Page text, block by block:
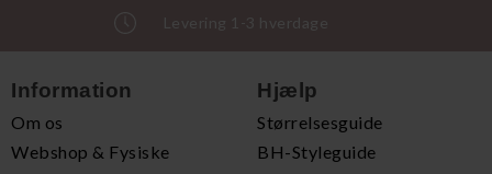
Levering 1-3 hverdage
Information
Om os
Webshop & Fysiske
Hjælp
Størrelsesguide
BH-Styleguide